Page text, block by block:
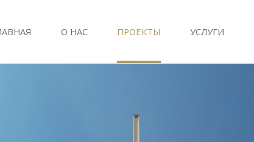
О НАС ПРОЕКТЫ УСЛУГИ